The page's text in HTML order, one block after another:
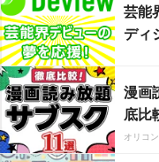
芸能
ディ
漫画
底比
オリコ